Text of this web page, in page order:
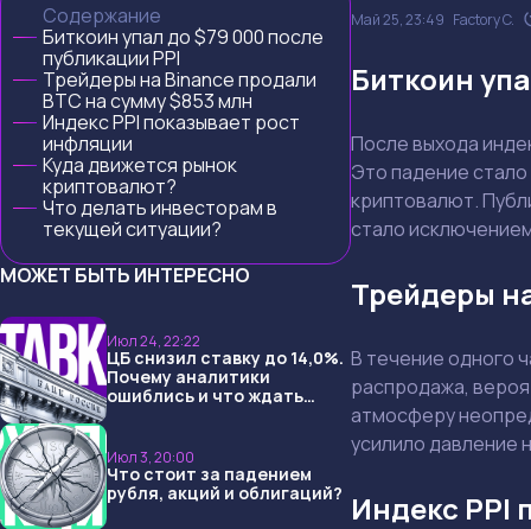
Содержание
Биткоин упал до $79 000 после
публикации PPI
Трейдеры на Binance продали
BTC на сумму $853 млн
Индекс PPI показывает рост
инфляции
Куда движется рынок
криптовалют?
Что делать инвесторам в
текущей ситуации?
МОЖЕТ БЫТЬ ИНТЕРЕСНО
Июл 24, 22:22
ЦБ снизил ставку до 14,0%.
Почему аналитики
ошиблись и что ждать
Июл 3, 20:00
Что стоит за падением
рубля, акций и облигаций?
Май 25, 23:49 Factory C.
Биткоин
После выхода
Это падение
криптовалют.
стало
Трейдеры
В течение одного
распродажа,
атмосферу
усилило давление
Индекс PPI